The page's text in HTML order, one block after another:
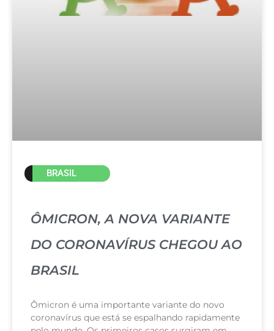
BRASIL
ÔMICRON, A NOVA VARIANTE
DO CORONAVÍRUS CHEGOU AO
BRASIL
Ômicron é uma importante variante do novo
coronavírus que está se espalhando rapidamente